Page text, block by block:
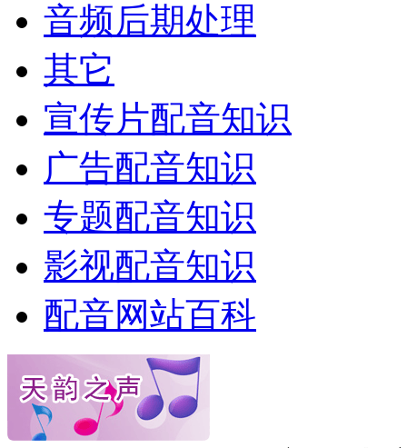
音频后期处理
其它
宣传片配音知识
广告配音知识
专题配音知识
影视配音知识
配音网站百科